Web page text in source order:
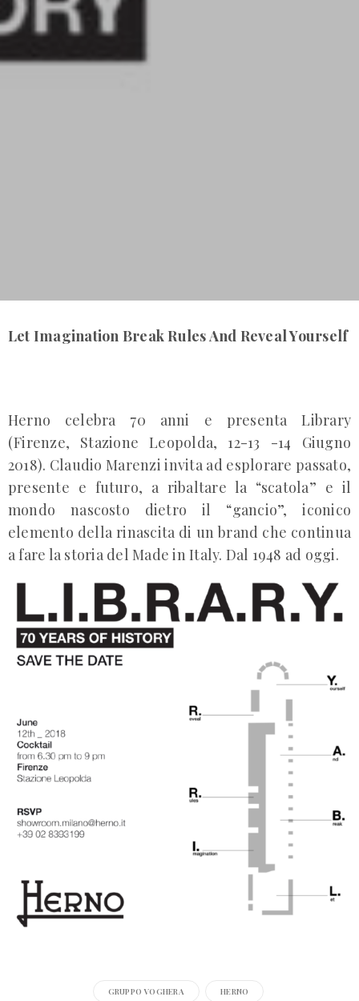
Let Imagination Break Rules And Reveal Yourself
Herno celebra 70 anni e presenta Library
(Firenze, Stazione Leopolda, 12-13 -14 Giugno
2018). Claudio Marenzi invita ad esplorare passato,
presente e futuro, a ribaltare la “scatola” e il
mondo nascosto dietro il “gancio”, iconico
elemento della rinascita di un brand che continua
a fare la storia del Made in Italy. Dal 1948 ad oggi.
GRUPPO VOGHERA HERNO